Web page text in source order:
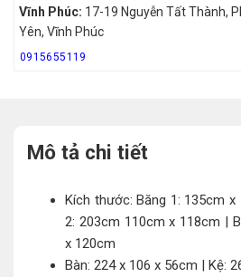
Vĩnh Phúc: 17-19 Nguyễn Tất Thành,
Yên, Vĩnh Phúc
0915655119
Mô tả chi tiết
Kích thước: Băng 1: 135cm
2: 203cm 110cm x 118cm |
x 120cm
Bàn: 224 x 106 x 56cm | Kệ: